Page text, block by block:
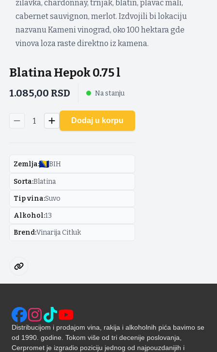
zilavka, chardonnay, trnjak, blatin, plavac mali,
cabernet sauvignon, merlot. Izdvojili bi lokaciju
nazvanu Kameni vinograd, oko 100 hektara gde
vinova loza raste direktno iz kamena.
Blatina Hepok 0.75 l
1.085,00 RSD Na stanju
1 Dodaj u korpu
Zemlja: BIH
Sorta:Blatina
Tip vina:Suvo
Alkohol:13
Brend:Vinarija Citluk
Distribucijom i prodajom vina, rakija i alkoholnih pića bavimo se
od 1990. godine. Tokom više od tri decenije poslovanja,
Cerpromet je izgradio poziciju jednog od najpouzdanijih i